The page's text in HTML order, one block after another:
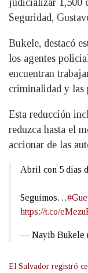
Seguridad,
Bukele, destacó
los agentes
encuentran
criminalidad y las
Esta reducción
reduzca hasta el
accionar de las
Abril con 5 días
Seguimos…
https://t.co/
— Nayib Bukele
El Salvador registró